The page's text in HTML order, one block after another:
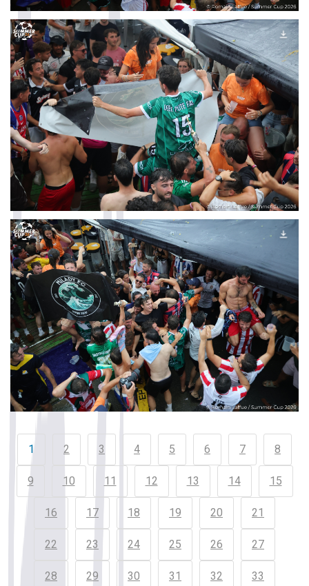
1 2 3 4 5 6 7 8
9 10 11 12 13 14 15
16 17 18 19 20 21
22 23 24 25 26 27
28 29 30 31 32 33